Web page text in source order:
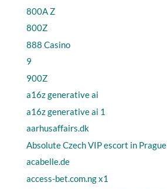
800A Z
800Z
888 Casino
9
900Z
a16z generative ai
a16z generative ai 1
aarhusaffairs.dk
Absolute Czech VIP escort in Prague
acabelle.de
access-bet.com.ng x1